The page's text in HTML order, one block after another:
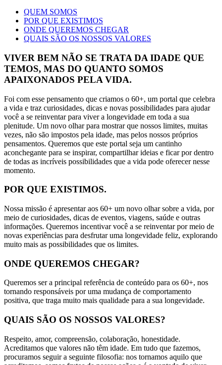
QUEM SOMOS
POR QUE EXISTIMOS
ONDE QUEREMOS CHEGAR
QUAIS SÃO OS NOSSOS VALORES
VIVER BEM NÃO SE TRATA DA IDADE QUE
TEMOS, MAS DO QUANTO SOMOS
APAIXONADOS PELA VIDA.
Foi com esse pensamento que criamos o 60+, um portal que celebra
a vida e traz curiosidades, dicas e novas possibilidades para ajudar
você a se reinventar para viver a longevidade em toda a sua
plenitude. Um novo olhar para mostrar que nossos limites, muitas
vezes, não são impostos pela idade, mas pelos nossos próprios
pensamentos. Queremos que este portal seja um cantinho
aconchegante para se inspirar, compartilhar ideias e ficar por dentro
de todas as incríveis possibilidades que a vida pode oferecer nesse
momento.
POR QUE EXISTIMOS.
Nossa missão é apresentar aos 60+ um novo olhar sobre a vida, por
meio de curiosidades, dicas de eventos, viagens, saúde e outras
informações. Queremos incentivar você a se reinventar por meio de
novas experiências para desfrutar uma longevidade feliz, explorando
muito mais as possibilidades que os limites.
ONDE QUEREMOS CHEGAR?
Queremos ser a principal referência de conteúdo para os 60+, nos
tornando responsáveis por uma mudança de comportamento
positiva, que traga muito mais qualidade para a sua longevidade.
QUAIS SÃO OS NOSSOS VALORES?
Respeito, amor, compreensão, colaboração, honestidade.
Acreditamos que valores não têm idade. Em tudo que fazemos,
procuramos seguir a seguinte filosofia: nos tornamos aquilo que